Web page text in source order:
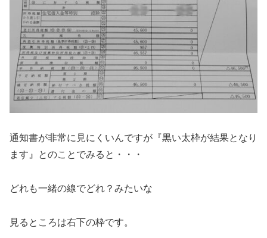
通知書が非常に見にくいんですが『黒い太枠が結果となり
ます』とのことでみると・・・
どれも一緒の線でどれ？みたいな
見るところは右下の枠です。